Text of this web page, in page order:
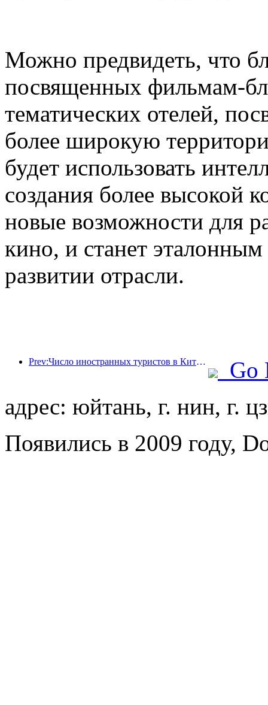
Можно предвидеть, что
посвященных фильмам-
тематических отелей,
более широкую
будет использовать
создания более высокой
новые возможности для
кино, и станет
развитии отрасли.
Prev:Число иностранных туристов в Китае выросло на 40% в первом квартале
Go
адрес: юйтань, г. нин, г.
Появились в 2009 году,